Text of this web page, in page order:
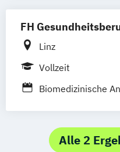
Medical
Medizintechnik
FH
Linz
Vollzeit
Biomedizinische
Alle 2